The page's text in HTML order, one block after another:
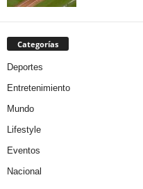
Categorías
Deportes
Entretenimiento
Mundo
Lifestyle
Eventos
Nacional